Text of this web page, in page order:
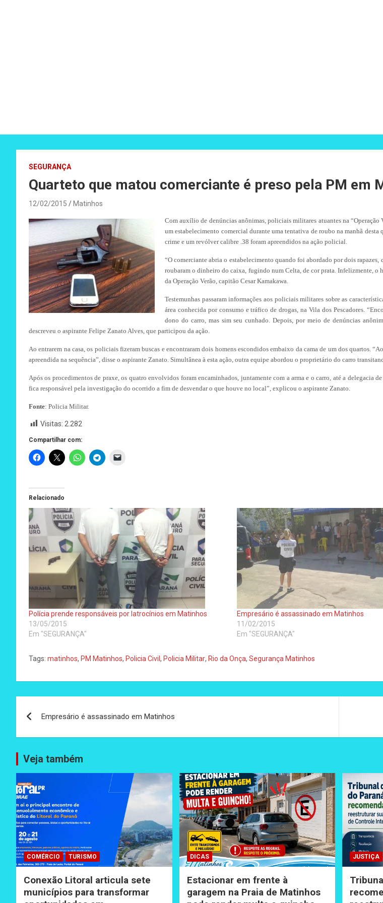
SEGURANÇA
Quarteto que matou comerciante é preso pela PM em
12/02/2015 Matinhos
Com auxílio de denúncias anônimas, policiais militares atuantes na
um estabelecimento comercial durante uma tentativa de roubo na manhã
crime e um revólver calibre .38 foram apreendidos na ação policial.
“O comerciante abria o estabelecimento quando foi abordado por dois
roubaram o dinheiro do caixa, fugindo num Celta, de cor prata. Infelizmente,
da Operação Verão, capitão Cesar Kamakawa.
Testemunhas passaram informações aos policiais militares sobre as
área conhecida por consumo e tráfico de drogas, na Vila dos Pescadores.
dono do carro, mas sim seu cunhado. Depois, por meio de denúncias
descreveu o aspirante Felipe Zanato Alves, que participou da ação.
Ao entrarem na casa, os policiais fizeram buscas e encontraram dois homens escondidos embaixo da cama de um dos quartos.
apreendida na sequência”, disse o aspirante Zanato. Simultânea à esta ação, outra equipe abordou o proprietário do carro
Após os procedimentos de praxe, os quatro envolvidos foram encaminhados, juntamente com a arma e o carro, até a delegacia
fica responsável pela investigação do ocorrido a fim de desvendar o que houve no local”, explicou o aspirante Zanato.
Fonte: Policia Militar.
Visitas: 2.282
Compartilhar com:
Relacionado
Polícia prende responsáveis por latrocínios em Matinhos
13/05/2015
Em "SEGURANÇA"
Empresário é assassinado em Matinhos
11/02/2015
Em "SEGURANÇA"
Tags: matinhos, PM Matinhos, Policia Civil , Policia Militar, Rio da Onça, Segurança Matinhos
Post
Empresário é assassinado em Matinhos
Veja também
COMÉRCIO TURISMO
Conexão Litoral articula sete
municípios para transformar
DICAS
Estacionar em frente à
garagem na Praia de Matinhos
JUSTIÇA